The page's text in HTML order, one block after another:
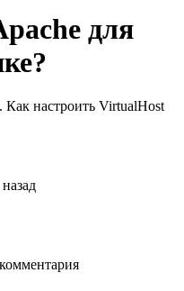
для
Как настроить VirtualHost
комментария